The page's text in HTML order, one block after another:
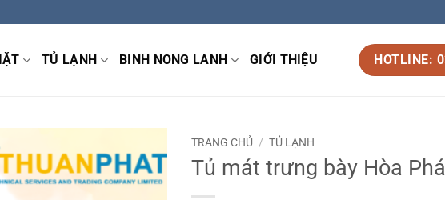
TỦ LẠNH BINH NONG LANH GIỚI THIỆU HOTLINE:
TRANG CHỦ / TỦ LẠNH
Tủ mát trưng bày Hòa